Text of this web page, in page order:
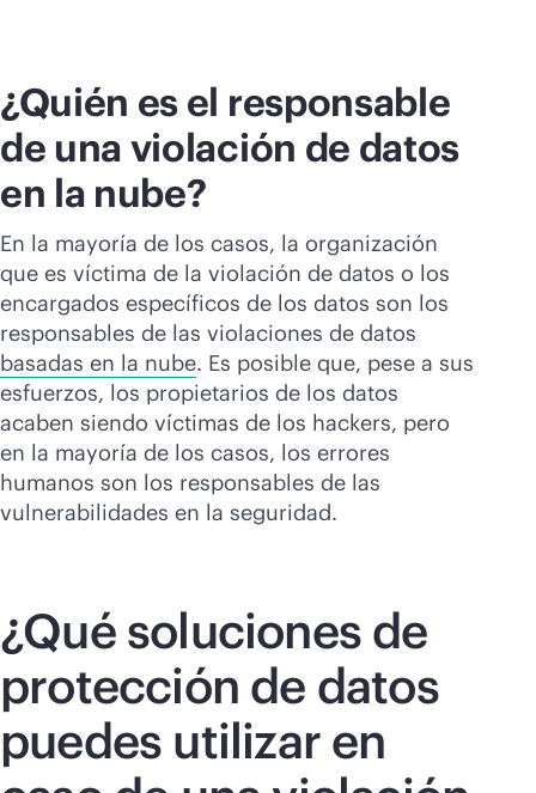
¿Quién es el responsable
de una violación de datos
en la nube?
En la mayoría de los casos, la organización
que es víctima de la violación de datos o los
encargados específicos de los datos son los
responsables de las violaciones de datos
basadas en la nube. Es posible que, pese a sus
esfuerzos, los propietarios de los datos
acaben siendo víctimas de los hackers, pero
en la mayoría de los casos, los errores
humanos son los responsables de las
vulnerabilidades en la seguridad.
¿Qué soluciones de
protección de datos
puedes utilizar en